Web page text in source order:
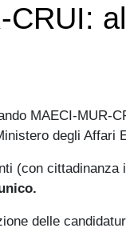
CRUI:
MAECI-MUR-
degli Affari
(con
delle